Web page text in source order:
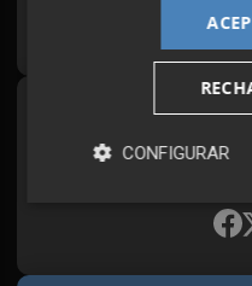
Plaza Podcast,
CONFIGURAR